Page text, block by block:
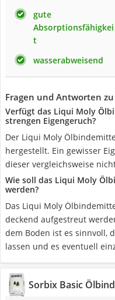
gute
Absorptionsfähigkei
t
wasserabweisend
Fragen und Antworten
Verfügt das Liqui Moly
strengen Eigengeruch?
Der Liqui Moly
hergestellt. Ein gewisser
dieser vergleichsweise
Wie soll das Liqui Moly
werden?
Das Liqui Moly
deckend aufgestreut
dem Boden ist es sinnvoll,
lassen und es eventuell
Sorbix Basic